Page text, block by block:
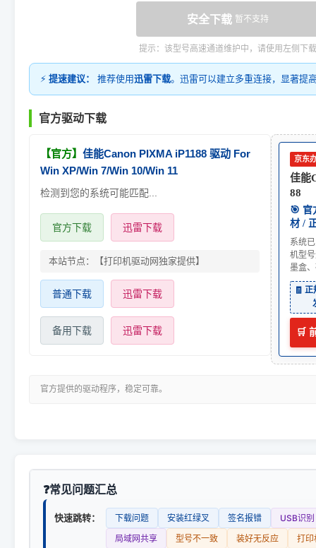
安全下载 暂不支持
提示：该型号高速通道维护中，请使用左侧下载
⚡ 提速建议： 推荐使用迅雷下载。迅雷可以建立多重连接，显著提
官方驱动下载
【官方】 佳能Canon PIXMA iP1188 驱动 For
Win XP/Win 7/Win 10/Win 11
检测到您的系统可能匹配...
官方下载 迅雷下载
本站节点：【打印机驱动网独家提供】
普通下载 迅雷下载
备用下载 迅雷下载
京东
佳能
88
🎯 官
材 /
系统
机型
墨盒
🧾
🛒
官方提供的驱动程序，稳定可靠。
常见问题汇总
快速跳转： 下载问题 安装红绿叉 签名报错
USB识别
局域网共享
型号不一致 装好无反应
打印